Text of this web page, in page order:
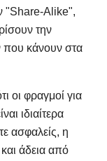
"Share-Alike",
την
που κάνουν στα
οι φραγμοί για
ιδιαίτερα
ασφαλείς, η
άδεια από